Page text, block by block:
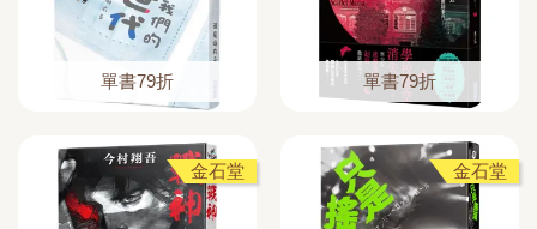
單書79折 單書79折
金石堂 金石堂